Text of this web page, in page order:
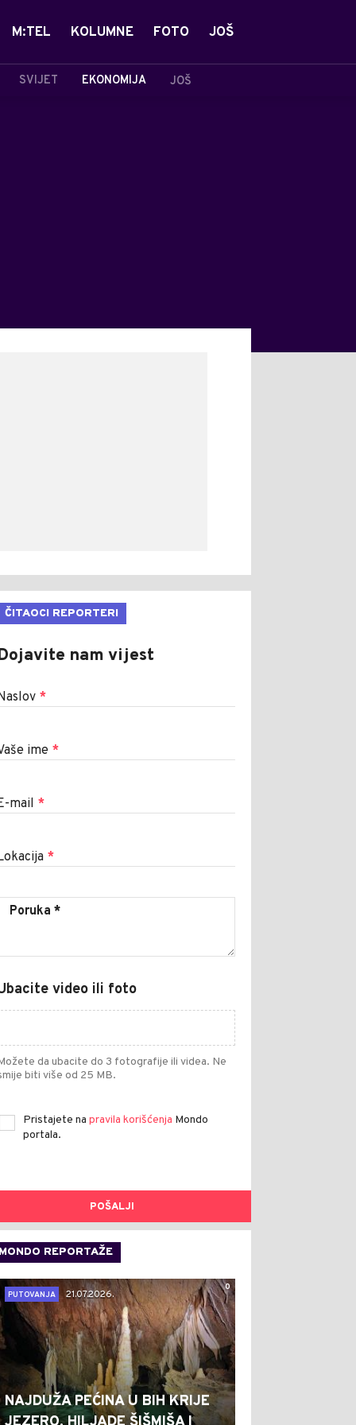
SVIJET EKONOMIJA JOŠ
M:TEL KOLUMNE FOTO JOŠ
ČITAOCI REPORTERI
nam vijest
*
ime *
mail *
*
video ili foto
da ubacite do 3 fotografije ili videa. Ne
biti više od 25 MB.
Pristajete na pravila korišćenja Mondo
portala.
POŠALJI
MONDO REPORTAŽE
0
PUTOVANJA
21.07.2026.
NAJDUŽA PEĆINA U BIH KRIJE